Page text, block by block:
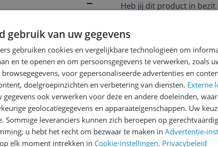
between two 4K
you share a monitor,
and switch
while switching between
or DVD players,
Heb jij dit product in bezit
met het schrijven van je
een review gemiddeld
andere bezoekers een
Klik hier voor de
Cijfer
Welk cijfer geef jij dit
3
2
1
gebruik van uw gegevens
gebruiken cookies en vergelijkbare technologieën om
en te openen en om persoonsgegevens te verwerken, zoals
voor gepersonaliseerde advertenties en
doelgroepinzichten en verbetering van diensten. Externe
gegevens ook verwerken voor deze en andere doeleinden,
geolocatiegegevens en apparaateigenschappen. Uw
Sommige leveranciers kunnen zich beroepen op
u hebt het recht om bezwaar te maken in Advertentie-
elk moment intrekken in Cookie-instellingen. Privacybeleid